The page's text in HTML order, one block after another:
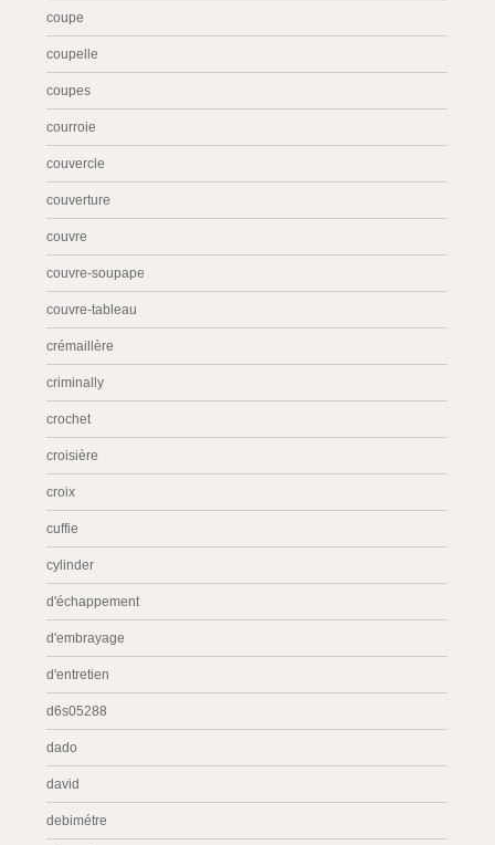
coupe
coupelle
coupes
courroie
couvercle
couverture
couvre
couvre-soupape
couvre-tableau
crémaillère
criminally
crochet
croisière
croix
cuffie
cylinder
d'échappement
d'embrayage
d'entretien
d6s05288
dado
david
debimétre